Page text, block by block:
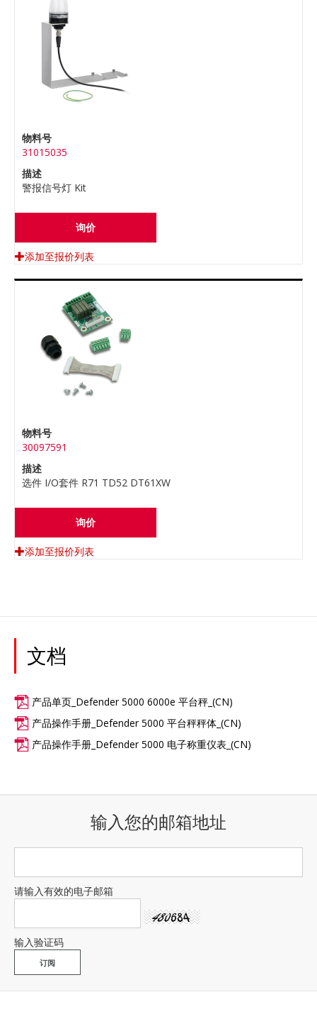
物料号
31015035
描述
警报信号灯 Kit
询价
添加至报价列表
物料号
30097591
描述
选件 I/O套件 R71 TD52 DT61XW
询价
添加至报价列表
文档
产品单页_Defender 5000 6000e 平台秤_(CN)
产品操作手册_Defender 5000 平台秤秤体_(CN)
产品操作手册_Defender 5000 电子称重仪表_(CN)
输入您的邮箱地址
请输入有效的电子邮箱
输入验证码